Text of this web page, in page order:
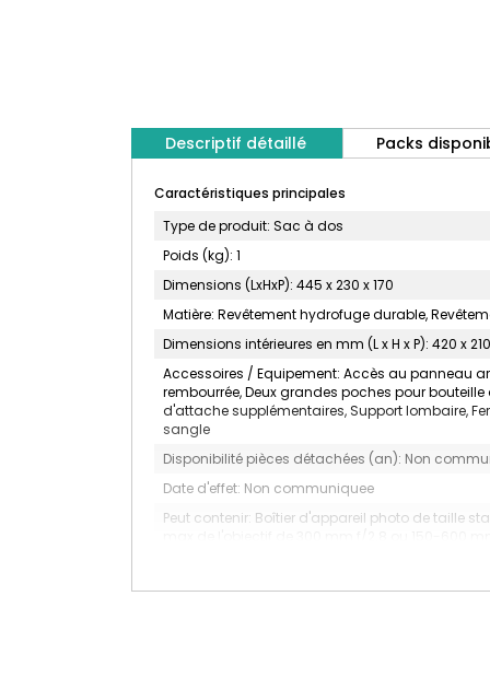
Descriptif détaillé Packs
Caractéristiques principales
Type de produit: Sac à dos
Poids (kg): 1
Dimensions (LxHxP): 445 x 230 x 170
Matière: Revêtement hydrofuge durable,
Dimensions intérieures en mm (L x H x P): 420 x
Accessoires / Equipement: Accès au panneau
rembourrée, Deux grandes poches pour
d'attache supplémentaires, Support lombaire,
sangle
Disponibilité pièces détachées (an): Non
Date d'effet: Non communiquee
Peut contenir: Boîtier d'appareil photo de taille
Nombre d'unité(s): 1